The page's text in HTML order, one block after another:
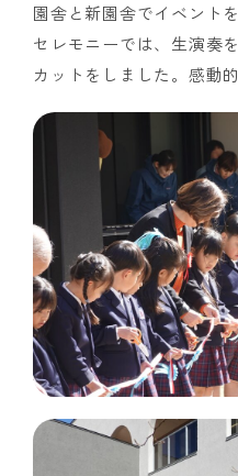
園舎と新園舎でイベント
セレモニーでは、生演奏
カットをしました。感動的